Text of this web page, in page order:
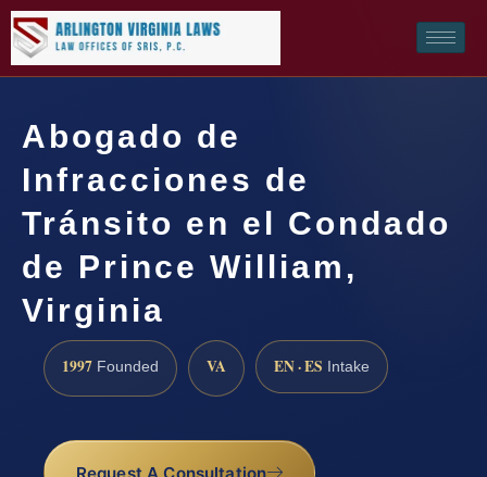
Abogado de
Infracciones de
Tránsito en el Condado
de Prince William,
Virginia
1997 Founded VA EN · ES Intake